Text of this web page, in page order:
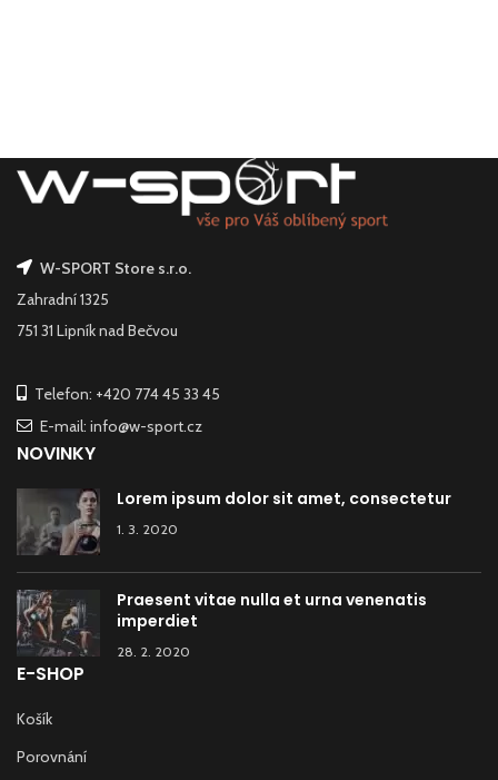
W-SPORT Store s.r.o.
Zahradní 1325
751 31 Lipník nad Bečvou
Telefon: +420 774 45 33 45
E-mail: info@w-sport.cz
NOVINKY
Lorem ipsum dolor sit amet, consectetur
1. 3. 2020
Praesent vitae nulla et urna venenatis
imperdiet
28. 2. 2020
E-SHOP
Košík
Porovnání